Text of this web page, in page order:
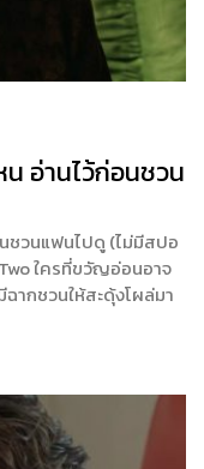
อ่านไว้ก่อนชวน
ชวนแฟนไปดู (ไม่มีสปอ
ใครที่ขวัญอ่อนอาจ
ากชวนให้สะดุ้งโผล่มา